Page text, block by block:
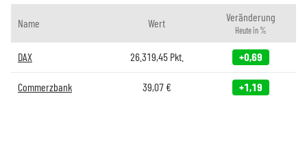
Name Wert Veränderung
Heute in %
DAX 26.319,45Pkt. +0,69
Commerzbank 39,07€ +1,19